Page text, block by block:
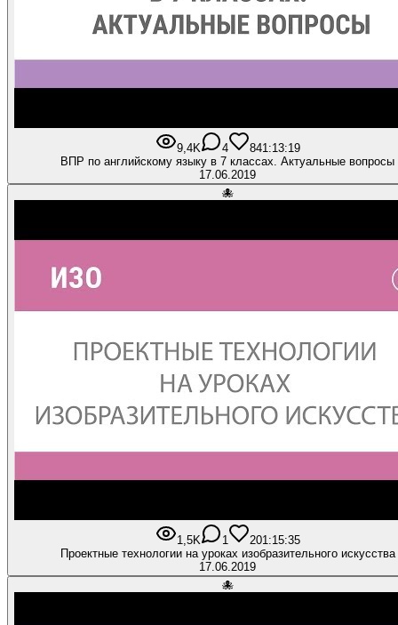
9,4K 4 841:13:19
ВПР по английскому языку в 7 классах. Актуальные вопросы
17.06.2019
🐙
1,5K 1 201:15:35
Проектные технологии на уроках изобразительного искусства
17.06.2019
🐙